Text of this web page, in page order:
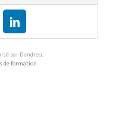
par Dendreo,
de formation